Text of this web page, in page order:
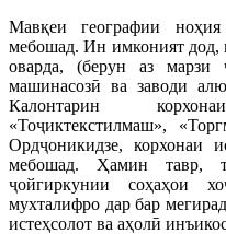
Мавқеи географии
мебошад. Ин имконият дод,
оварда, (берун аз марзи
машинасозӣ ва заводи
Калонтарин
«Тоҷиктекстилмаш»,
Ордҷоникидзе, корхонаи
мебошад. Ҳамин тавр,
ҷойгиркунии соҳаҳои
мухталифро дар бар
истеҳсолот ва аҳолӣ